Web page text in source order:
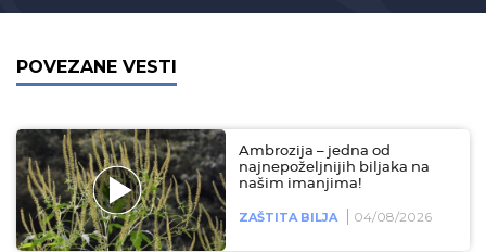
POVEZANE VESTI
Ambrozija – jedna od
najnepoželjnijih biljaka na
našim imanjima!
ZAŠTITA BILJA 04/08/2026